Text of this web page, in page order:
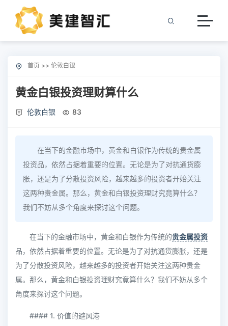
首页 >> 伦敦白银
黄金白银投资理财算什么
伦敦白银 83
在当下的金融市场中，黄金和白银作为传统的贵金属
投资品，依然占据着重要的位置。无论是为了对抗通货膨
胀，还是为了分散投资风险，越来越多的投资者开始关注
这两种贵金属。那么，黄金和白银投资理财究竟算什么？
我们不妨从多个角度来探讨这个问题。
在当下的金融市场中，黄金和白银作为传统的贵金属投资
品，依然占据着重要的位置。无论是为了对抗通货膨胀，还是
为了分散投资风险，越来越多的投资者开始关注这两种贵金
属。那么，黄金和白银投资理财究竟算什么？我们不妨从多个
角度来探讨这个问题。
#### 1. 价值的避风港